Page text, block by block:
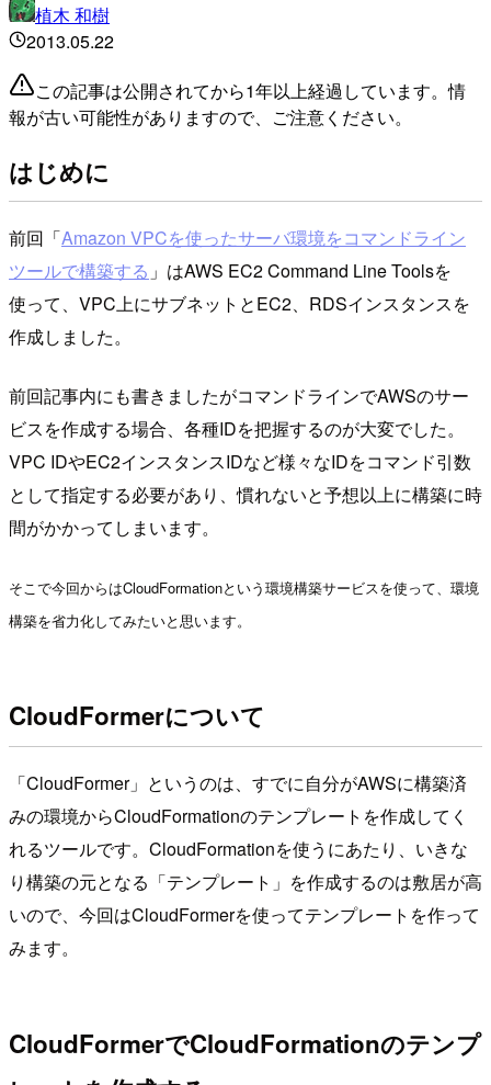
植木 和樹
2013.05.22
この記事は公開されてから1年以上経過しています。情
報が古い可能性がありますので、ご注意ください。
はじめに
前回「Amazon VPCを使ったサーバ環境をコマンドライン
ツールで構築する 」はAWS EC2 Command Line Toolsを
使って、VPC上にサブネットとEC2、RDSインスタンスを
作成しました。
前回記事内にも書きましたがコマンドラインでAWSのサー
ビスを作成する場合、各種IDを把握するのが大変でした。
VPC IDやEC2インスタンスIDなど様々なIDをコマンド引数
として指定する必要があり、慣れないと予想以上に構築に時
間がかかってしまいます。
そこで今回からはCloudFormationという環境構築サービスを使って、環境
構築を省力化してみたいと思います。
CloudFormerについて
「CloudFormer」というのは、すでに自分がAWSに構築済
みの環境からCloudFormationのテンプレートを作成してく
れるツールです。CloudFormationを使うにあたり、いきな
り構築の元となる「テンプレート」を作成するのは敷居が高
いので、今回はCloudFormerを使ってテンプレートを作って
みます。
CloudFormerでCloudFormationのテンプ